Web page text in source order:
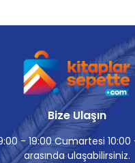
Bize Ulaşın
- 19:00 Cumartesi 10:00
arasında ulaşabilirsiniz.